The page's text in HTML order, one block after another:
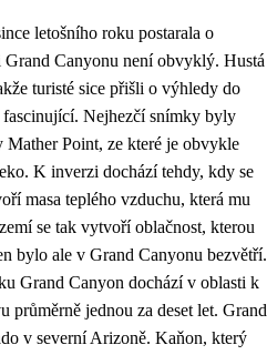
letošního roku postarala o
Canyonu není obvyklý. Hustá
turisté sice přišli o výhledy do
Nejhezčí snímky byly
Point, ze které je obvykle
K inverzi dochází tehdy, kdy se
masa teplého vzduchu, která mu
se tak vytvoří oblačnost, kterou
bylo ale v Grand Canyonu bezvětří.
Grand Canyon dochází v oblasti k
průměrně jednou za deset let. Grand
v severní Arizoně. Kaňon, který